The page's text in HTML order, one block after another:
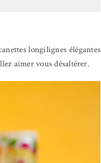
longilignes élégantes
aimer vous désaltérer.